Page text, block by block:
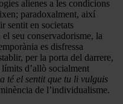
alienes a les condicions
paradoxalment, així
sentit en societats
seu conservadorisme, la
es disfressa
per la porta del darrere,
d’allò socialment
té el sentit que tu li vulguis
de l’individualisme.